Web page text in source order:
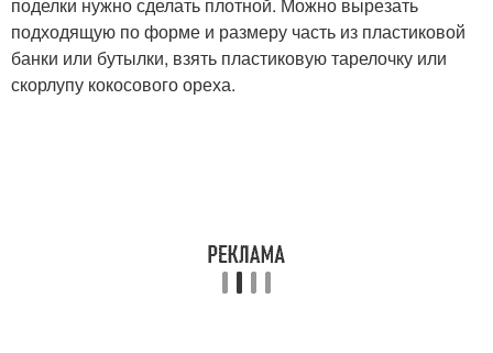
подходящую по форме и размеру часть из пластиковой
банки или бутылки, взять пластиковую тарелочку или
скорлупу кокосового ореха.